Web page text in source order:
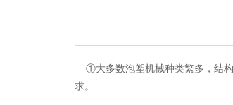
①大多数泡塑机械种类繁多，结构
求。